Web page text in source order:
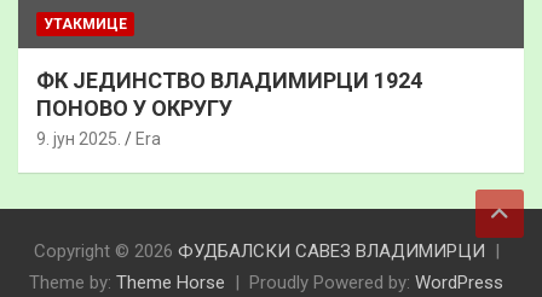
УТАКМИЦЕ
ФК ЈЕДИНСТВО ВЛАДИМИРЦИ 1924
ПОНОВО У ОКРУГУ
9. јун 2025. Era
Copyright © 2026 ФУДБАЛСКИ САВЕЗ ВЛАДИМИРЦИ
Theme by: Theme Horse Proudly Powered by: WordPress